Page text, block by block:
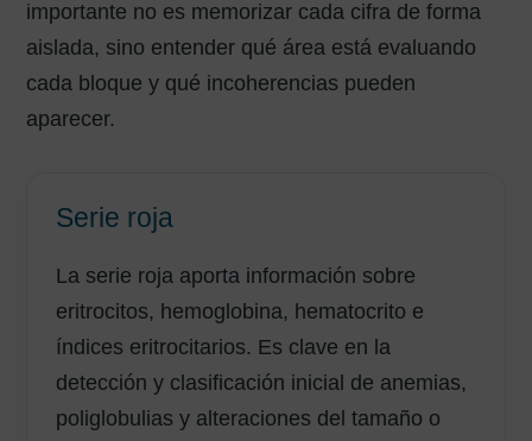
importante no es memorizar cada cifra de forma
aislada, sino entender qué área está evaluando
cada bloque y qué incoherencias pueden
aparecer.
Serie roja
La serie roja aporta información sobre
eritrocitos, hemoglobina, hematocrito e
índices eritrocitarios. Es clave en la
detección y clasificación inicial de anemias,
poliglobulias y alteraciones del tamaño o